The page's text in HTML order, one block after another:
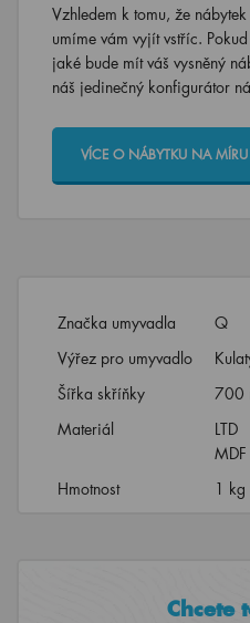
Vzhledem k tomu, že
umíme vám vyjít vstříc.
jaké bude mít váš vysněný
náš jedinečný konfigurátor
VÍCE O NÁBYTKU NA MÍRU
Značka umyvadla
Q
Výřez pro umyvadlo
Šířka skříňky
700
Materiál
LTD
MDF
Hmotnost
1 kg
Chcete